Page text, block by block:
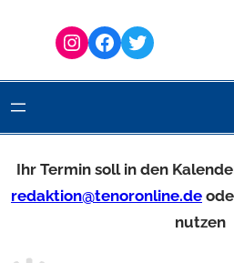
Instagram Facebook Twitter
Ihr Termin soll in den
redaktion@tenoronline.de
nutzen